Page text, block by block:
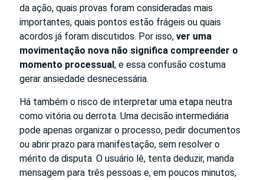
da ação, quais provas foram consideradas mais
importantes, quais pontos estão frágeis ou quais
acordos já foram discutidos. Por isso, ver uma
movimentação nova não significa compreender o
momento processual, e essa confusão costuma
gerar ansiedade desnecessária.
Há também o risco de interpretar uma etapa neutra
como vitória ou derrota. Uma decisão intermediária
pode apenas organizar o processo, pedir documentos
ou abrir prazo para manifestação, sem resolver o
mérito da disputa. O usuário lê, tenta deduzir, manda
mensagem para três pessoas e, em poucos minutos,